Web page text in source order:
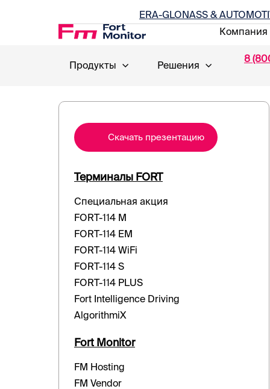
ERA-GLONASS &
Компания
Продукты Решения
8
Cкачать презентацию
Терминалы FORT
Специальная акция
FORT-114 M
FORT-114 EM
FORT-114 WiFi
FORT-114 S
FORT-114 PLUS
Fort Intelligence Driving
AlgorithmiX
Fort Monitor
FM Hosting
FM Vendor